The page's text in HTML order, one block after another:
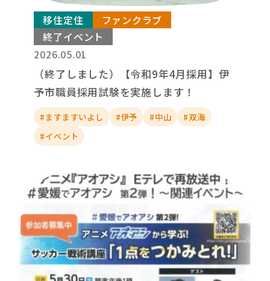
移住定住
ファンクラブ
終了イベント
2026.05.01
（終了しました）【令和9年4月採用】伊
予市職員採用試験を実施します！
#ますますいよし #伊予 #中山
#双海
#イベント